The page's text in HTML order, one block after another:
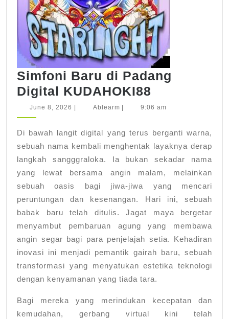
Simfoni Baru di Padang
Digital KUDAHOKI88
Baru
Padang
Digital
June 8, 2026 June
AblearmAblearm9:06 am
Di bawah langit digital yang terus berganti warna,
sebuah nama kembali menghentak layaknya derap
langkah sangggraloka. Ia bukan sekadar nama
yang lewat bersama angin malam, melainkan
sebuah oasis bagi jiwa-jiwa yang mencari
peruntungan dan kesenangan. Hari ini, sebuah
babak baru telah ditulis. Jagat maya bergetar
menyambut pembaruan agung yang membawa
angin segar bagi para penjelajah setia. Kehadiran
inovasi ini menjadi pemantik gairah baru, sebuah
transformasi yang menyatukan estetika teknologi
dengan kenyamanan yang tiada tara.
Bagi mereka yang merindukan kecepatan dan
kemudahan, gerbang virtual kini telah